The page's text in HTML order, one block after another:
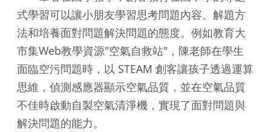
式學習可以讓小朋友學習思考問題內容、解題方
法和培養面對問題解決問題的態度。例如教育大
市集Web教學資源"空氣自救站"，陳老師在學生
面臨空污問題時，以 STEAM 創客讓孩子透過運算
思維，偵測感應器顯示空氣品質，並在空氣品質
不佳時啟動自製空氣清淨機，實現了面對問題與
解決問題的能力。